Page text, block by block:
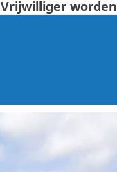
Vrijwilliger worden